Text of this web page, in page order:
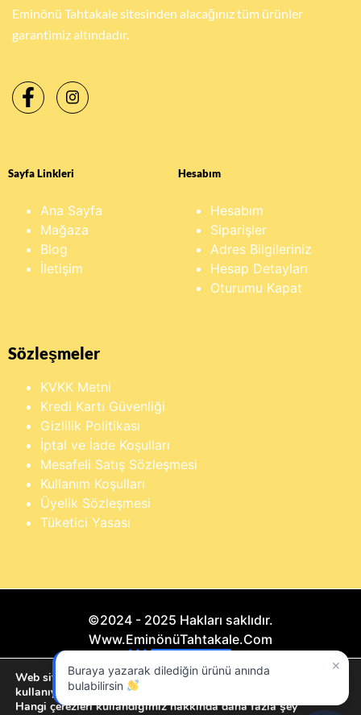
Eminönü Tahtakale sitesinden alacağınız tüm ürünler
garantimiz altındadır.
Sayfa Linkleri
Ana Sayfa
Mağaza
Blog
İletişim
Hesabım
Hesabım
Siparişler
Adres Bilgileriniz
Hesap Detayları
Oturumu Kapat
Sözleşmeler
KVKK Metni
Kredi Kartı Güvenliği
Gizlilik Politikası
İptal ve İade Koşulları
Mesafeli Satış Sözleşmesi
Kullanım Koşulları
Üyelik Sözleşmesi
Tüketici Yasası
©2024 - 2025 Hakları saklıdır.
Www.EminönüTahtakale.Com
Bu website "Sosyal Megapixel" projesidir.
×
Buraya yazarak dilediğin ürünü anında
bulabilirsin
Web sitemizde size en iyi deneyimi sunmak için çerezleri
kullanıyoruz.
Hangi çerezleri kullandığımız hakkında daha fazla şey